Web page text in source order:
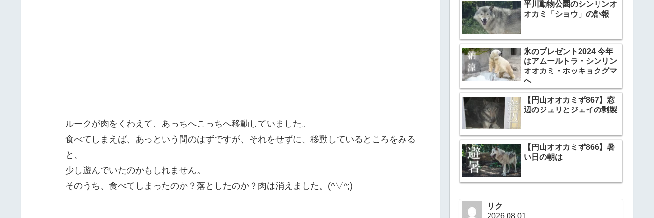
ルークが肉をくわえて、あっちへこっちへ移動していました。
食べてしまえば、あっという間のはずですが、それをせずに、移動しているところをみる
と、
少し遊んでいたのかもしれません。
そのうち、食べてしまったのか？落としたのか？肉は消えました。(^▽^;)
平川動物公園のシンリンオ
オカミ「ショウ」の訃報
氷のプレゼント2024 今年
はアムールトラ・シンリン
オオカミ・ホッキョクグマ
へ
【円山オオカミず867】窓
辺のジュリとジェイの剥製
【円山オオカミず866】暑
い日の朝は
リク
2026.08.01